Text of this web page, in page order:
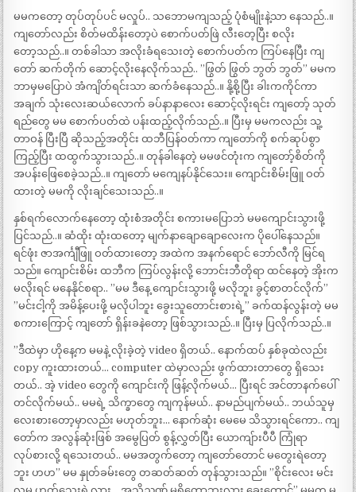
မမကတော့ တုပ်တုပ်ပင် မလှုပ်.. သဘောမကျသည့် ပုံစံမျိုးနဲ့သာ နေသည်..။
ကျတော်လည်း စိတ်မထိန်းတော့ပဲ စောက်ပတ်ဖြဲ လီးတေ့ပြီး စလိုး
တော့သည်..။ တစ်ခါသာ အလိုးခံရသေးတဲ့ စောက်ပတ်က ကြပ်နေပြီး ကျ
တော် ဆက်တိုက် ဆောင့်လိုးနေလိုက်သည်.. ”ဖြွတ် ဖြွတ် ဘွတ် ဘွတ်” မမက
ဘာမှမပြောပဲ အံကျိတ်ရင်းသာ ဆက်ခံနေသည်..။ နို့စို့ပြီး ခါးကကိုင်ကာ
အချက် သုံးလေးဆယ်လောက် ခပ်နာနာလေး ဆောင့်လိုးရင်း ကျတော့် သုတ်
ရည်တွေ မမ စောက်ပတ်ထဲ ပန်းထည့်လိုက်သည်..။ ပြီးမှ မမကလည်း သူ့
တာဝန် ပြီးပြီ ဆိုသည့်အတိုင်း ထဘီပြန်ဝတ်ကာ ကျတော်ကို စက်ဆုပ်စွာ
ကြည့်ပြီး ထထွက်သွားသည်..။ တုန်ခါနေတဲ့ မမဖင်တုံးက ကျတော့်စိတ်ကို
အပန်းဖြေစေခဲ့သည်..။ ကျတော် မကျေနပ်နိုင်သေး။ ကျောင်းစိမ်းဖြူ ဝတ်
ထားတဲ့ မမကို လိုးချင်သေးသည်..။
နှစ်ရက်လောက်နေတော့ ထုံးစံအတိုင်း စကားမပြောဘဲ မမကျောင်းသွားဖို့
ပြင်သည်..။ ဆံထိုး ထုံးထတော့ မျက်နာချောချောလေးက ပိုပေါ်နေသည်။
ရင်ဖုံး ဇာအင်္ကျီဖြူ ဝတ်ထားတော့ အထဲက အနက်ရောင် ဘော်လီကို မြင်ရ
သည်။ ကျောင်းစိမ်း ထဘီက ကြပ်လွန်းလို့ ဘောင်းဘီတိုရာ ထင်နေတဲ့ အိုးက
မလိုးရင် မနေနိုင်စရာ.. ”မမ ဒီနေ့ ကျောင်းသွားဖို့ မလိုဘူး ခွင့်စာတင်လိုက်”
”မင်းငါ့ကို အမိန့်ပေးဖို့ မလိုပါဘူး ခွေးသူတောင်းစားရဲ့” ခက်ထန်လွန်းတဲ့ မမ
စကားကြောင့် ကျတော် ရှိန်းခနဲတော့ ဖြစ်သွားသည်..။ ပြီးမှ ပြလိုက်သည်..။
”ဒီထဲမှာ ဟိုနေ့က မမနဲ့ လိုးခဲ့တဲ့ video ရှိတယ်.. နောက်ထပ် နှစ်ခုထဲလည်း
copy ကူးထားတယ်… computer ထဲမှာလည်း ဖွက်ထားတာတွေ ရှိသေး
တယ်.. အဲ့ video တွေကို ကျောင်းကို ဖြန့်လိုက်မယ်… ပြီးရင် အင်တာနက်ပေါ်
တင်လိုက်မယ်.. မမရဲ့ သိက္ခာတွေ ကျကုန်မယ်.. နာမည်ပျက်မယ်.. ဘယ်သူမှ
လေးစားတော့မှာလည်း မဟုတ်ဘူး… နောက်ဆုံး မေမေ သိသွားရင်ကော.. ကျ
တော်က အလွန်ဆုံးဖြစ် အမွေပြတ် စွန့်လွှတ်ပြီး ယောကျ်ားပီပီ ကြုံရာ
လုပ်စားလို့ ရသေးတယ်.. မမအတွက်တော့ ကျတော်တောင် မတွေးရဲတော့
ဘူး ဟဟ” မမ နှုတ်ခမ်းတွေ တဆတ်ဆတ် တုန်သွားသည်။ ”စိုင်းလေး မင်း